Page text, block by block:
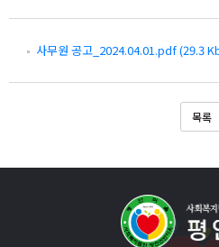
사무원 공고_2024.04.01.pdf (29.3
목록